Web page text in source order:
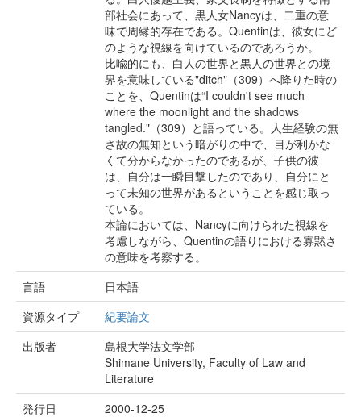
部社会にあって、黒人女Nancyは、二重の意
味で周縁的存在である。Quentinは、彼女にど
のような視線を向けているのであろうか。
比喩的にも、白人の世界と黒人の世界との境
界を意味している"ditch"（309）へ降りた時の
ことを、Quentinは“I couldn't see much
where the moonlight and the shadows
tangled."（309）と語っている。人生経験の無
さ故の無知という暗がりの中で、目が利かな
くて分からなかったのであるが、子供の彼
は、自分は一瞬目撃したのであり、自分にと
って未知の世界があるということを感じ取っ
ている。
本論においては、Nancyに向けられた視線を
考慮しながら、Quentinの語りにおける寡黙さ
の意味を考察する。
言語
日本語
資源タイプ
紀要論文
出版者
島根大学法文学部
Shimane University, Faculty of Law and
Literature
発行日
2000-12-25